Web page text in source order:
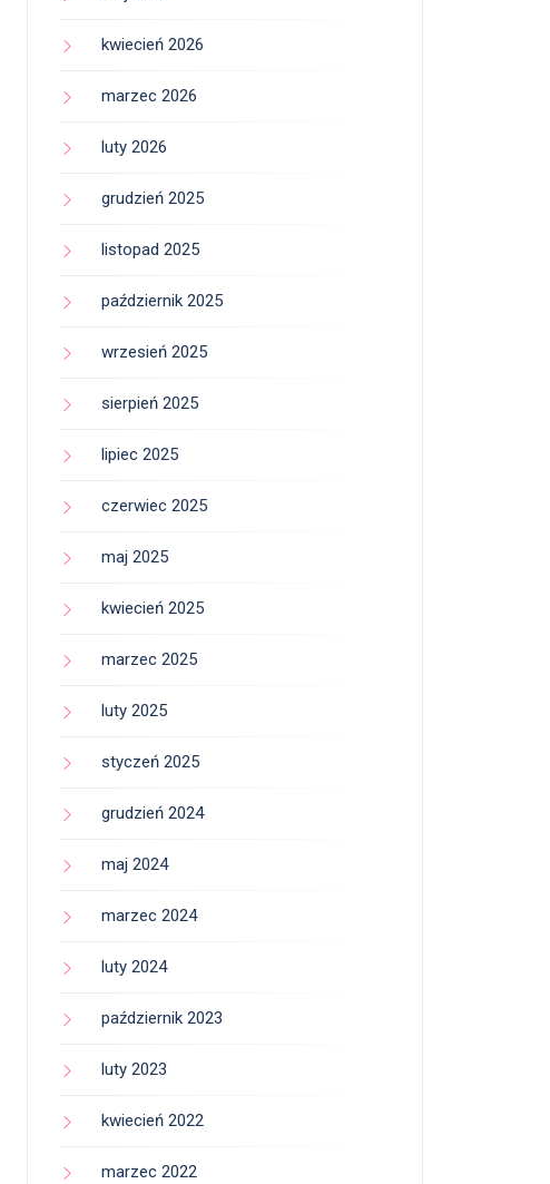
kwiecień 2026
marzec 2026
luty 2026
grudzień 2025
listopad 2025
październik 2025
wrzesień 2025
sierpień 2025
lipiec 2025
czerwiec 2025
maj 2025
kwiecień 2025
marzec 2025
luty 2025
styczeń 2025
grudzień 2024
maj 2024
marzec 2024
luty 2024
październik 2023
luty 2023
kwiecień 2022
marzec 2022